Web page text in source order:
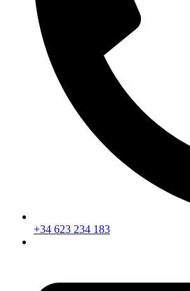
+34 623 234 183